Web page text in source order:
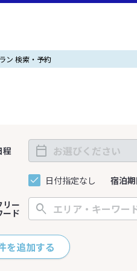
ン 検索・予約
程
日付指定なし 宿泊
リー
ード
を追加する